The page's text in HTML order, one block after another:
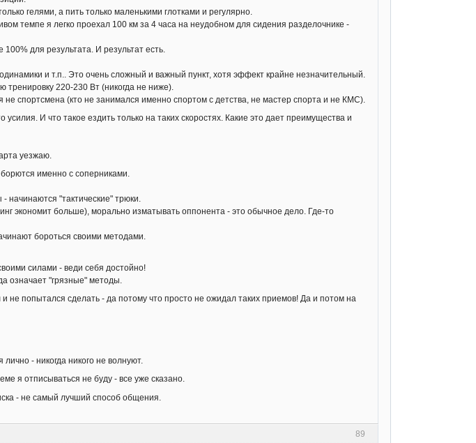
гелями, а пить только маленькими глотками и регулярно.
темпе я легко проехал 100 км за 4 часа на неудобном для сидения разделочнике -
для результата. И результат есть.
и т.п.. Это очень сложный и важный пункт, хотя эффект крайне незначительный.
220-230 Вт (никогда не ниже).
не спортсмена (кто не занимался именно спортом с детства, не мастер спорта и не КМС).
И что такое ездить только на таких скоростях. Какие это дает преимущества и
уезжаю.
именно с соперниками.
начинаются "тактические" трюки.
экономит больше), морально изматывать оппонента - это обычное дело. Где-то
бороться своими методами.
силами - веди себя достойно!
означает "грязные" методы.
не попытался сделать - да потому что просто не ожидал таких приемов! Да и потом на
- никогда никого не волнуют.
я отписываться не буду - все уже сказано.
- не самый лучший способ общения.
89